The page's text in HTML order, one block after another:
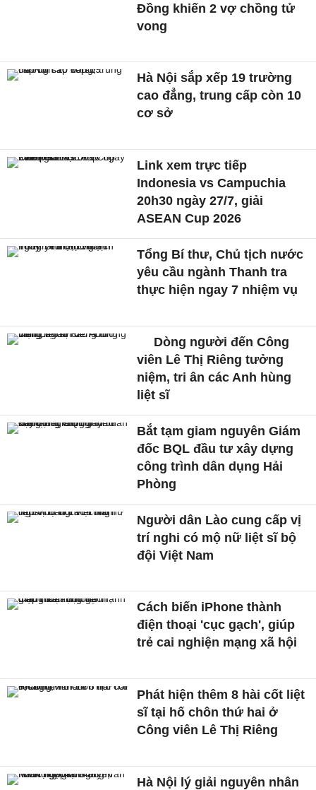
Đồng khiến 2 vợ chồng tử
vong
Hà Nội sắp xếp 19 trường
cao đẳng, trung cấp còn 10
cơ sở
Link xem trực tiếp
Indonesia vs Campuchia
20h30 ngày 27/7, giải
ASEAN Cup 2026
Tổng Bí thư, Chủ tịch nước
yêu cầu ngành Thanh tra
thực hiện ngay 7 nhiệm vụ
Dòng người đến Công
viên Lê Thị Riêng tưởng
niệm, tri ân các Anh hùng
liệt sĩ
Bắt tạm giam nguyên Giám
đốc BQL đầu tư xây dựng
công trình dân dụng Hải
Phòng
Người dân Lào cung cấp vị
trí nghi có mộ nữ liệt sĩ bộ
đội Việt Nam
Cách biến iPhone thành
điện thoại 'cục gạch', giúp
trẻ cai nghiện mạng xã hội
Phát hiện thêm 8 hài cốt liệt
sĩ tại hố chôn thứ hai ở
Công viên Lê Thị Riêng
Hà Nội lý giải nguyên nhân